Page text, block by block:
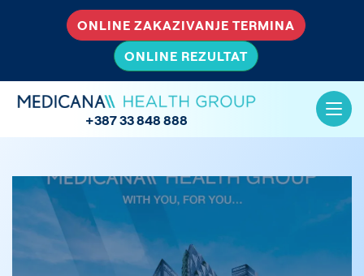
ONLINE ZAKAZIVANJE TERMINA
ONLINE REZULTAT
+387 33 848 888